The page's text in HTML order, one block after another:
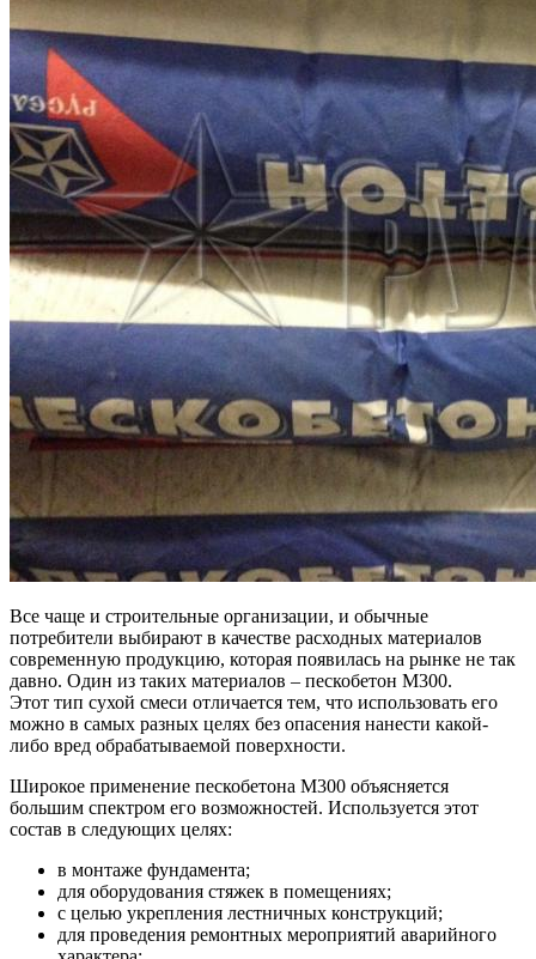
Все чаще и строительные организации, и обычные
потребители выбирают в качестве расходных материалов
современную продукцию, которая появилась на рынке не так
давно. Один из таких материалов – пескобетон М300.
Этот тип сухой смеси отличается тем, что использовать его
можно в самых разных целях без опасения нанести какой-
либо вред обрабатываемой поверхности.
Широкое применение пескобетона М300 объясняется
большим спектром его возможностей. Используется этот
состав в следующих целях:
в монтаже фундамента;
для оборудования стяжек в помещениях;
с целью укрепления лестничных конструкций;
для проведения ремонтных мероприятий аварийного